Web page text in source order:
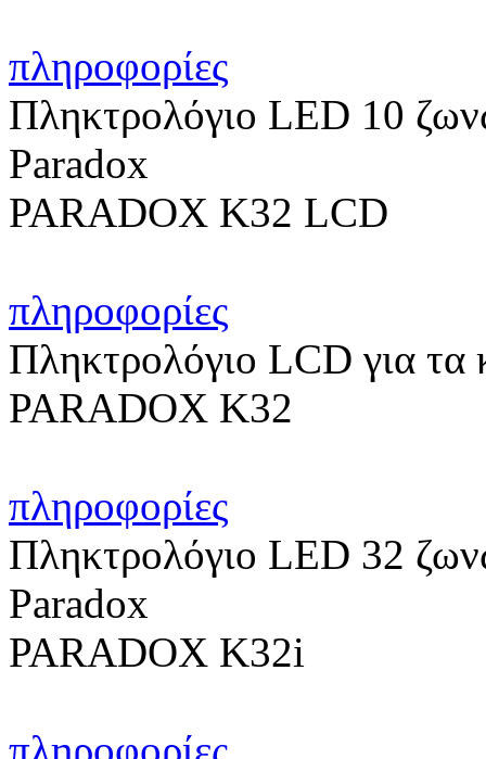
πληροφορίες
Πληκτρολόγιο LED 10
Paradox
PARADOX K32 LCD
πληροφορίες
Πληκτρολόγιο LCD για τα
PARADOX K32
πληροφορίες
Πληκτρολόγιο LED 32
Paradox
PARADOX K32i